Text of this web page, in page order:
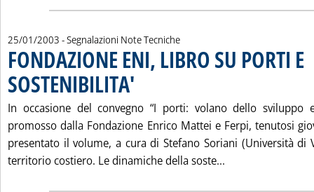
25/01/2003 - Segnalazioni Note Tecniche
FONDAZIONE ENI, LIBRO SU PORTI E
SOSTENIBILITA'
In occasione del convegno “I porti: volano dello
promosso dalla Fondazione Enrico Mattei e Ferpi, tenutosi
presentato il volume, a cura di Stefano Soriani (Università di
territorio costiero. Le dinamiche della soste...